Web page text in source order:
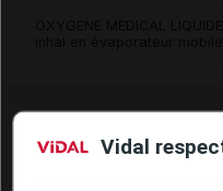
Vidal